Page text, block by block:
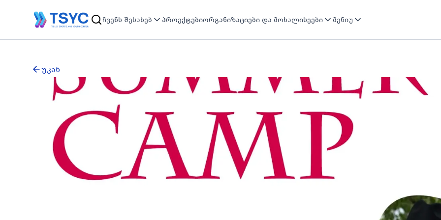
ჩვენს შესახებ პროექტებიორგანიზაციები და მოხალისეები მენიუ
უკან